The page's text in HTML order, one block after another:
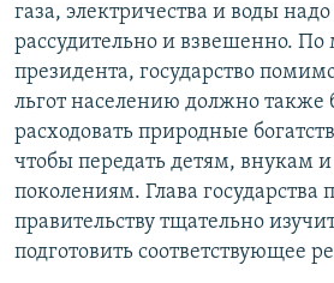
газа, электричества и воды
рассудительно и взвешенно.
президента, государство
льгот населению должно также
расходовать природные
чтобы передать детям, внукам
поколениям. Глава государства
правительству тщательно
подготовить соответствующее